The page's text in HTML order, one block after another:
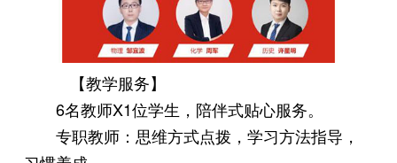
【教学服务】
6名教师X1位学生，陪伴式贴心服务。
专职教师：思维方式点拨，学习方法指导，